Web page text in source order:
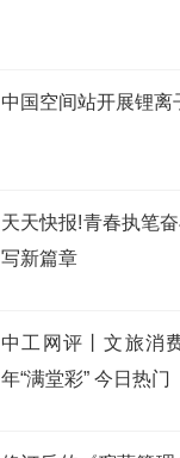
中国空间站开展锂离
天天快报!青春执笔
写新篇章
中工网评丨文旅消
年“满堂彩” 今日热门